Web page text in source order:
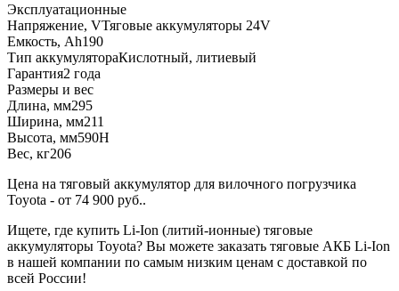
Эксплуатационные
Напряжение, VТяговые аккумуляторы 24V
Емкость, Ah190
Тип аккумулятораКислотный, литиевый
Гарантия2 года
Размеры и вес
Длина, мм295
Ширина, мм211
Высота, мм590H
Вес, кг206
Цена на тяговый аккумулятор для вилочного погрузчика
Toyota - от 74 900 руб..
Ищете, где купить Li-Ion (литий-ионные) тяговые
аккумуляторы Toyota? Вы можете заказать тяговые АКБ Li-Ion
в нашей компании по самым низким ценам с доставкой по
всей России!